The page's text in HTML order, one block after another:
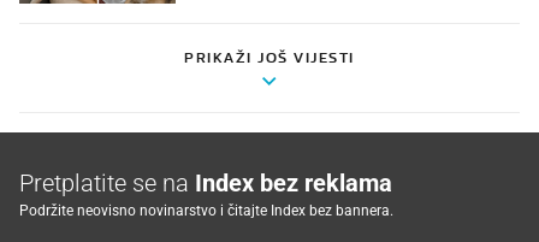
PRIKAŽI JOŠ VIJESTI
Pretplatite se na Index bez reklama
Podržite neovisno novinarstvo i čitajte Index bez bannera.